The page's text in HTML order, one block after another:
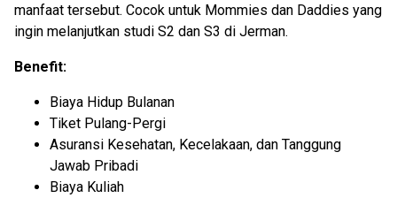
manfaat tersebut. Cocok untuk Mommies dan Daddies yang
ingin melanjutkan studi S2 dan S3 di Jerman.
Benefit:
Biaya Hidup Bulanan
Tiket Pulang-Pergi
Asuransi Kesehatan, Kecelakaan, dan Tanggung
Jawab Pribadi
Biaya Kuliah